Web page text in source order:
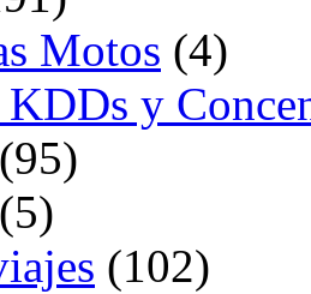
Motos (4)
KDDs y
(95)
(5)
(102)